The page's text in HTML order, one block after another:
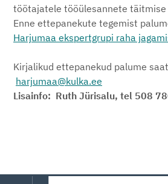
töötajatele tööülesannete täitmise
Enne ettepanekute tegemist
Harjumaa ekspertgrupi raha
Kirjalikud ettepanekud palume
harjumaa@kulka.ee
Lisainfo: Ruth Jürisalu, tel 508